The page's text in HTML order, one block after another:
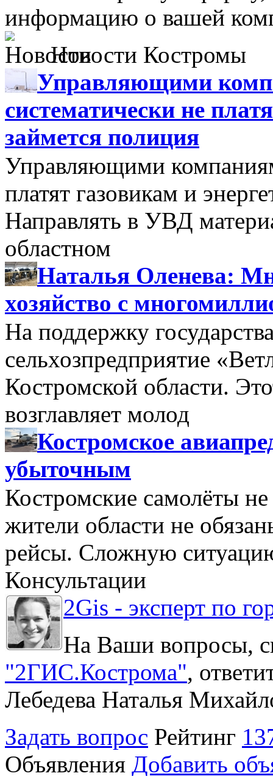
информацию о вашей
Новости Костромы
Управляющими
систематически не
займется полиция
Управляющими
платят газовикам и
Направлять в УВД
областном
Наталья Оленева:
хозяйство с
На поддержку
сельхозпредприятие
Костромской области.
возглавляет молод
Костромское
убыточным
Костромские самолёты
жители области не
рейсы. Сложную
Консультации
2Gis - эксперт по
На Ваши вопросы,
"2ГИС.Кострома",
Лебедева Наталья
Задать вопрос Рейтинг
Объявления Добавить